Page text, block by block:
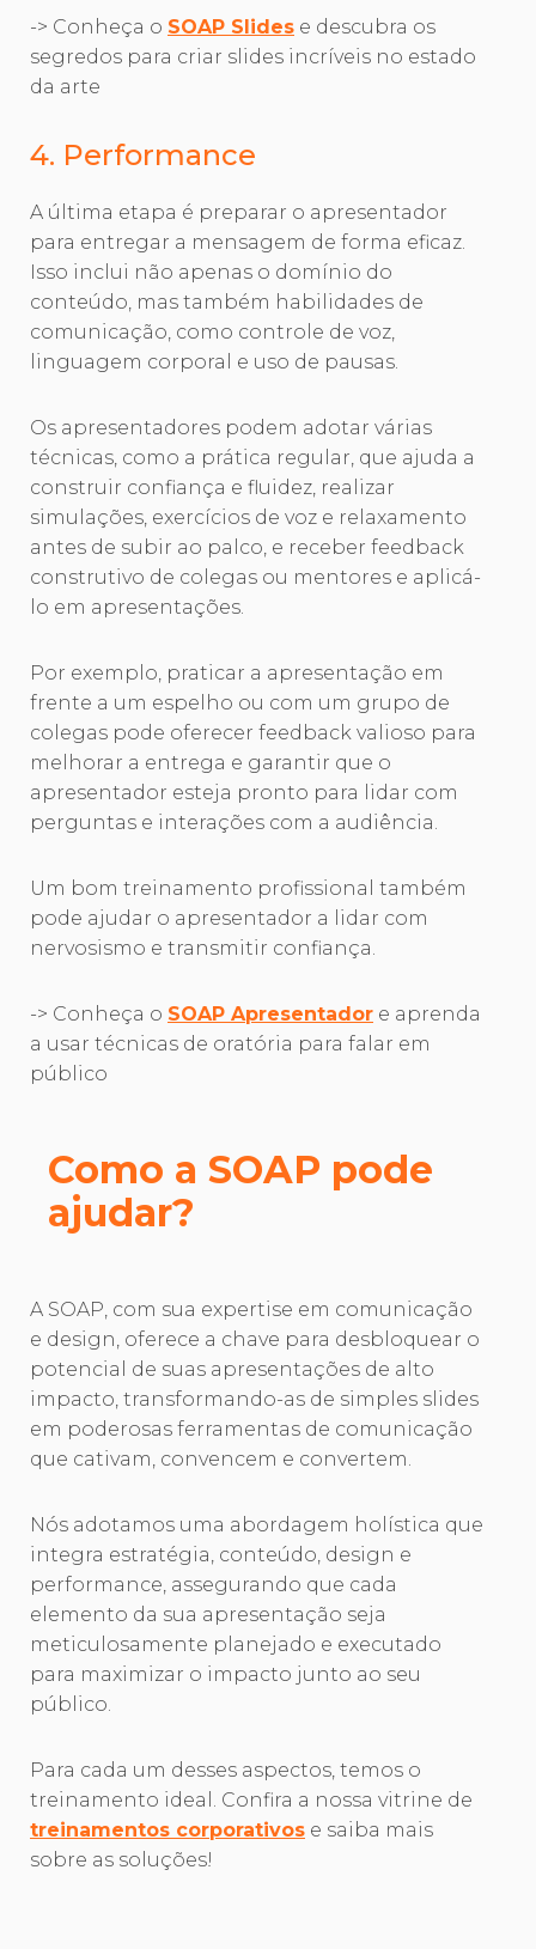
-> Conheça o SOAP Slides e descubra os
segredos para criar slides incríveis no estado
da arte
4. Performance
A última etapa é preparar o apresentador
para entregar a mensagem de forma eficaz.
Isso inclui não apenas o domínio do
conteúdo, mas também habilidades de
comunicação, como controle de voz,
linguagem corporal e uso de pausas.
Os apresentadores podem adotar várias
técnicas, como a prática regular, que ajuda a
construir confiança e fluidez, realizar
simulações, exercícios de voz e relaxamento
antes de subir ao palco, e receber feedback
construtivo de colegas ou mentores e aplicá-
lo em apresentações.
Por exemplo, praticar a apresentação em
frente a um espelho ou com um grupo de
colegas pode oferecer feedback valioso para
melhorar a entrega e garantir que o
apresentador esteja pronto para lidar com
perguntas e interações com a audiência.
Um bom treinamento profissional também
pode ajudar o apresentador a lidar com
nervosismo e transmitir confiança.
-> Conheça o SOAP Apresentador e aprenda
a usar técnicas de oratória para falar em
público
Como a SOAP pode
ajudar?
A SOAP, com sua expertise em comunicação
e design, oferece a chave para desbloquear o
potencial de suas apresentações de alto
impacto, transformando-as de simples slides
em poderosas ferramentas de comunicação
que cativam, convencem e convertem.
Nós adotamos uma abordagem holística que
integra estratégia, conteúdo, design e
performance, assegurando que cada
elemento da sua apresentação seja
meticulosamente planejado e executado
para maximizar o impacto junto ao seu
público.
Para cada um desses aspectos, temos o
treinamento ideal. Confira a nossa vitrine de
treinamentos corporativos e saiba mais
sobre as soluções!